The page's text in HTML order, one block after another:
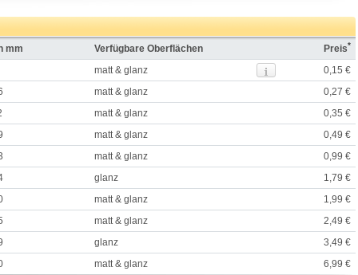
mm Verfügbare Oberflächen Preis*
matt & glanz
0,15 €
matt & glanz
0,27 €
matt & glanz
0,35 €
matt & glanz
0,49 €
matt & glanz
0,99 €
glanz
1,79 €
matt & glanz
1,99 €
matt & glanz
2,49 €
glanz
3,49 €
matt & glanz 6,99 €